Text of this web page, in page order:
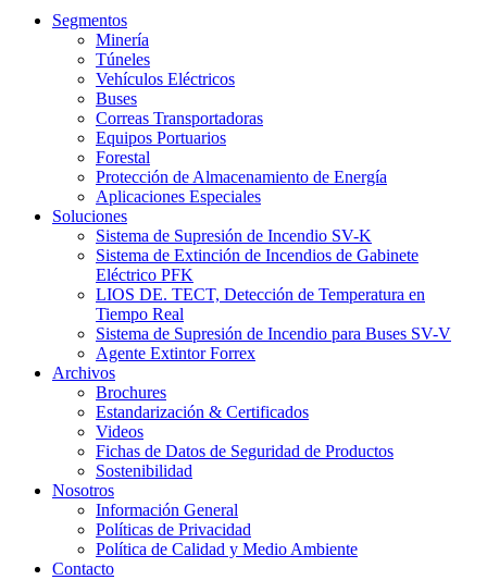
Segmentos
Minería
Túneles
Vehículos Eléctricos
Buses
Correas Transportadoras
Equipos Portuarios
Forestal
Protección de Almacenamiento de Energía
Aplicaciones Especiales
Soluciones
Sistema de Supresión de Incendio SV-K
Sistema de Extinción de Incendios de Gabinete
Eléctrico PFK
LIOS DE. TECT, Detección de Temperatura en
Tiempo Real
Sistema de Supresión de Incendio para Buses SV-V
Agente Extintor Forrex
Archivos
Brochures
Estandarización & Certificados
Videos
Fichas de Datos de Seguridad de Productos
Sostenibilidad
Nosotros
Información General
Políticas de Privacidad
Política de Calidad y Medio Ambiente
Contacto